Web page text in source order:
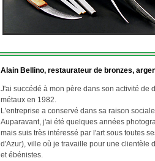
Alain Bellino, restaurateur de bronzes,
J'ai succédé à mon père dans son activité de
métaux en 1982.
L'entreprise a conservé dans sa raison
Auparavant, j'ai été quelques années
mais suis très intéressé par l'art sous toutes
d'Azur), ville où je travaille pour une clientèle
et ébénistes.